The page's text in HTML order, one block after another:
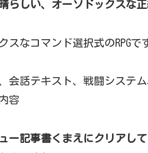
らしい、オーソドックスな正
スなコマンド選択式のRPGで
会話テキスト、戦闘システム
容
ュー記事書くまえにクリアし